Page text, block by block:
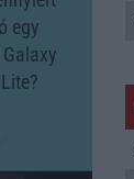
egy